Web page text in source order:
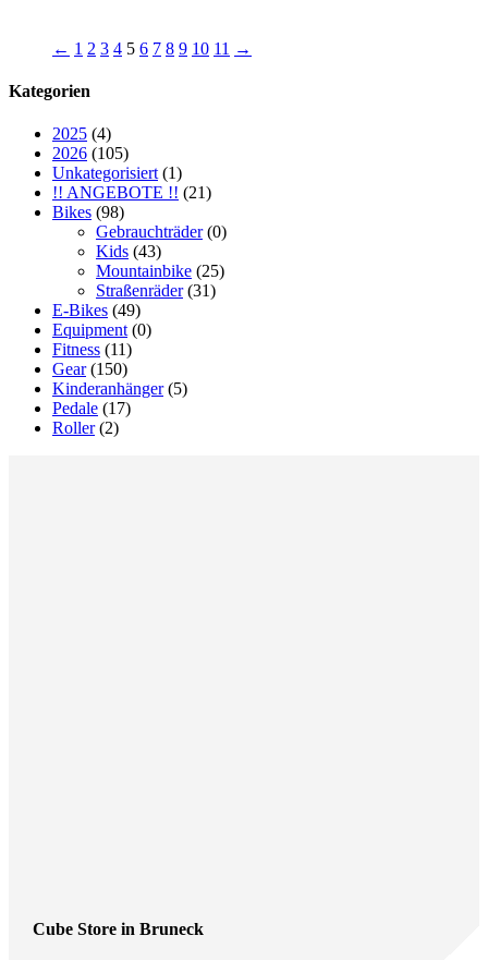
← 1 2 3 4 5 6 7 8 9 10 11 →
Kategorien
2025 (4)
2026 (105)
Unkategorisiert (1)
!! ANGEBOTE !! (21)
Bikes (98)
Gebrauchträder (0)
Kids (43)
Mountainbike (25)
Straßenräder (31)
E-Bikes (49)
Equipment (0)
Fitness (11)
Gear (150)
Kinderanhänger (5)
Pedale (17)
Roller (2)
Cube Store in Bruneck